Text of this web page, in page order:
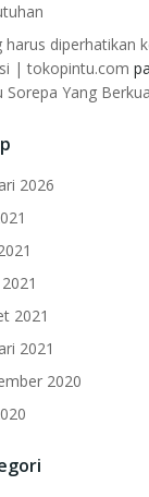
harus diperhatikan
| tokopintu.com
Sorepa Yang
2026
2021
2021
2020